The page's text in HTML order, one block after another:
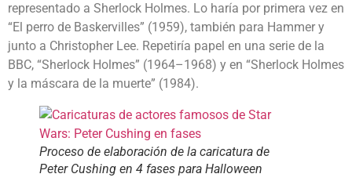
representado a Sherlock Holmes. Lo haría por primera vez en
“El perro de Baskervilles” (1959), también para Hammer y
junto a Christopher Lee. Repetiría papel en una serie de la
BBC, “Sherlock Holmes” (1964–1968) y en “Sherlock Holmes
y la máscara de la muerte” (1984).
Proceso de elaboración de la caricatura de
Peter Cushing en 4 fases para Halloween